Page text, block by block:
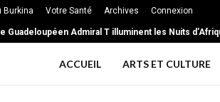
Burkina Votre Santé Archives Connexion
Guadeloupéen Admiral T illuminent les Nuits
isolement, jalousie extrême … les signes
ACCUEIL ARTS ET CULTURE